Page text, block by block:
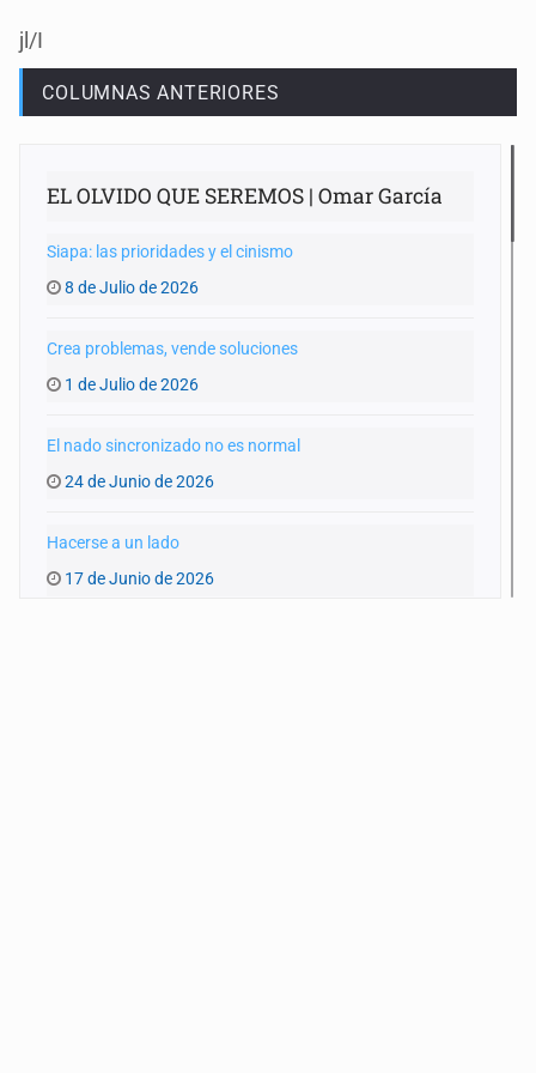
jl/I
COLUMNAS ANTERIORES
EL OLVIDO QUE SEREMOS | Omar García
Siapa: las prioridades y el cinismo
8 de Julio de 2026
Crea problemas, vende soluciones
1 de Julio de 2026
El nado sincronizado no es normal
24 de Junio de 2026
Hacerse a un lado
17 de Junio de 2026